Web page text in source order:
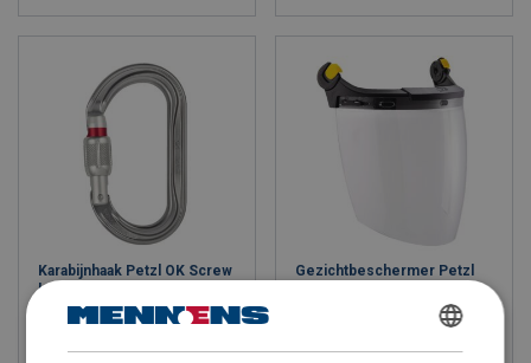
Karabijnhaak Petzl OK Screw
Lock
MBF (kN): 25 - 25
Gezichtbeschermer Petzl
DUTCH